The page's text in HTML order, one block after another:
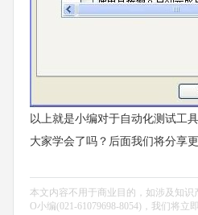
以上就是小编对于自动化测试工
大家学会了吗？后面我们将分享更
本文内容不用于商业目的，如涉及知识
O小编(021-61079698-8054)，我们将立